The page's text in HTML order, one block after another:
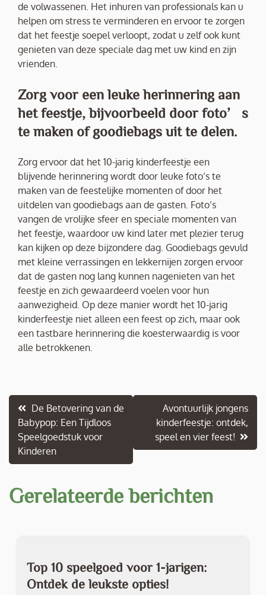
de volwassenen. Het inhuren van professionals kan u
helpen om stress te verminderen en ervoor te zorgen
dat het feestje soepel verloopt, zodat u zelf ook kunt
genieten van deze speciale dag met uw kind en zijn
vrienden.
Zorg voor een leuke herinnering aan
het feestje, bijvoorbeeld door foto’s
te maken of goodiebags uit te delen.
Zorg ervoor dat het 10-jarig kinderfeestje een
blijvende herinnering wordt door leuke foto’s te
maken van de feestelijke momenten of door het
uitdelen van goodiebags aan de gasten. Foto’s
vangen de vrolijke sfeer en speciale momenten van
het feestje, waardoor uw kind later met plezier terug
kan kijken op deze bijzondere dag. Goodiebags gevuld
met kleine verrassingen en lekkernijen zorgen ervoor
dat de gasten nog lang kunnen nagenieten van het
feestje en zich gewaardeerd voelen voor hun
aanwezigheid. Op deze manier wordt het 10-jarig
kinderfeestje niet alleen een feest op zich, maar ook
een tastbare herinnering die koesterwaardig is voor
alle betrokkenen.
Berichtnavigatie
De Betovering van de
Babypop: Een Tijdloos
Speelgoedstuk voor
Kinderen
Avontuurlijk jongens
kinderfeestje: ontdek,
speel en vier feest!
Gerelateerde berichten
Top 10 speelgoed voor 1-jarigen:
Ontdek de leukste opties!